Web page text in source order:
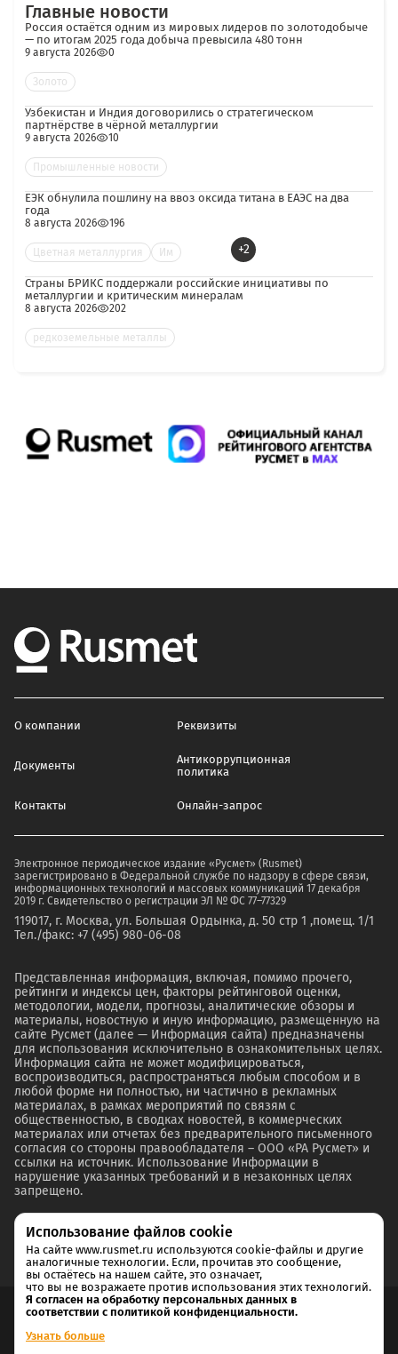
Главные новости
Россия остаётся одним из мировых лидеров по золотодобыче
— по итогам 2025 года добыча превысила 480 тонн
9 августа 2026 0
Золото
Узбекистан и Индия договорились о стратегическом
партнёрстве в чёрной металлургии
9 августа 2026 10
Промышленные новости
ЕЭК обнулила пошлину на ввоз оксида титана в ЕАЭС на два
года
8 августа 2026 196
Цветная металлургия Им +2
Страны БРИКС поддержали российские инициативы по
металлургии и критическим минералам
8 августа 2026 202
редкоземельные металлы
О компании Реквизиты
Документы
Антикоррупционная
политика
Контакты Онлайн-запрос
Электронное периодическое издание «Русмет» (Rusmet)
зарегистрировано в Федеральной службе по надзору в сфере связи,
информационных технологий и массовых коммуникаций 17 декабря
2019 г. Свидетельство о регистрации ЭЛ № ФС 77–77329
119017, г. Москва, ул. Большая Ордынка, д. 50 стр 1 ,помещ. 1/1
Тел./факс: +7 (495) 980-06-08
Представленная информация, включая, помимо прочего,
рейтинги и индексы цен, факторы рейтинговой оценки,
методологии, модели, прогнозы, аналитические обзоры и
материалы, новостную и иную информацию, размещенную на
сайте Русмет (далее — Информация сайта) предназначены
для использования исключительно в ознакомительных целях.
Информация сайта не может модифицироваться,
воспроизводиться, распространяться любым способом и в
любой форме ни полностью, ни частично в рекламных
материалах, в рамках мероприятий по связям с
общественностью, в сводках новостей, в коммерческих
материалах или отчетах без предварительного письменного
согласия со стороны правообладателя – ООО «РА Русмет» и
ссылки на источник. Использование Информации в
нарушение указанных требований и в незаконных целях
запрещено.
Согласие на обработку и хранение персональных данных
Использование файлов cookie
На сайте www.rusmet.ru используются cookie-файлы и другие
аналогичные технологии. Если, прочитав это сообщение,
вы остаётесь на нашем сайте, это означает,
что вы не возражаете против использования этих технологий.
Я согласен на обработку персональных данных в
соответствии с политикой конфиденциальности.
Узнать больше